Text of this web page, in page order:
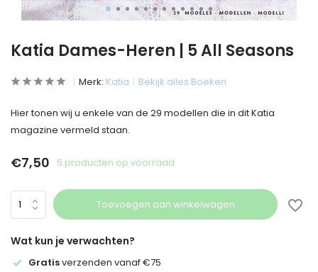
Katia Dames-Heren | 5 All Seasons
Merk: Katia Bekijk alles Boeken
Hier tonen wij u enkele van de 29 modellen die in dit Katia
magazine vermeld staan.
€7,50 5 producten op voorraad
Toevoegen aan winkelwagen
Wat kun je verwachten?
Gratisverzenden vanaf €75